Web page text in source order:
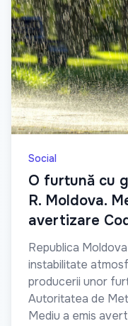
Social
O furtună cu
R. Moldova.
avertizare
Republica
instabilitate
producerii unor
Autoritatea de
Mediu a emis